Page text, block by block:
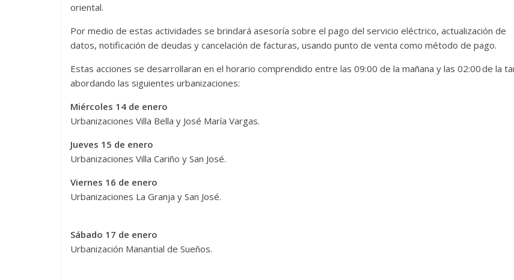
oriental.
Por medio de estas actividades se brindará asesoría sobre el pago del servicio eléctrico, actualización de
datos, notificación de deudas y cancelación de facturas, usando punto de venta como método de pago.
Estas acciones se desarrollaran en el horario comprendido entre las 09:00 de la mañana y las 02:00 de la
abordando las siguientes urbanizaciones:
Miércoles 14 de enero
Urbanizaciones Villa Bella y José María Vargas.
Jueves 15 de enero
Urbanizaciones Villa Cariño y San José.
Viernes 16 de enero
Urbanizaciones La Granja y San José.
Sábado 17 de enero
Urbanización Manantial de Sueños.